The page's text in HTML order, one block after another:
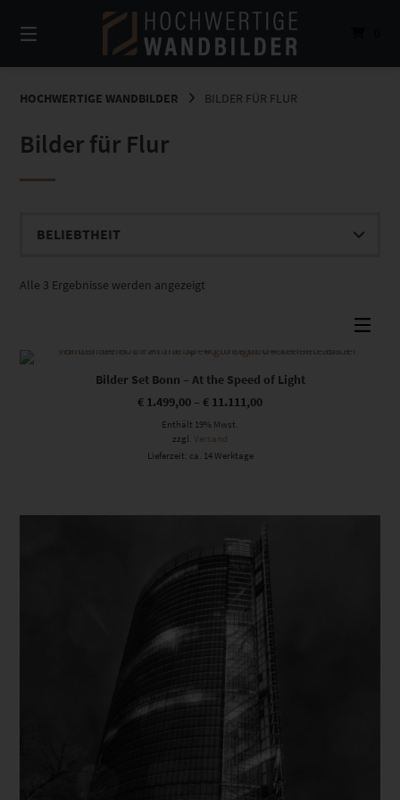
zum
Inhalt
HOCHWERTIGE WANDBILDER BILDER FÜR FLUR
Bilder für Flur
Alle 3 Ergebnisse werden angezeigt
Dieses Produkt weist mehrere Varianten auf. Die Optionen können auf der Produktseite gewählt werden
Bilder Set Bonn – At the Speed of Light
€ 1.499,00 – € 11.111,00
Enthält 19% Mwst.
zzgl. Versand
Lieferzeit: ca. 14 Werktage
Dieses Produkt weist mehrere Varianten auf. Die Optionen können auf der Produktseite gewählt werden